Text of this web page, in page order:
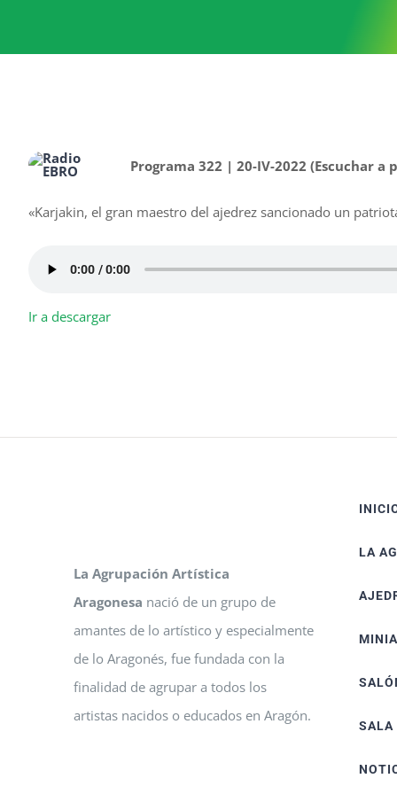
Programa 322 | 20-IV-2022 (Escuchar
«Karjakin, el gran maestro del ajedrez sancionado un
Ir a descargar
La Agrupación Artística
Aragonesa nació de un grupo de
amantes de lo artístico y especialmente
de lo Aragonés, fue fundada con la
finalidad de agrupar a todos los
artistas nacidos o educados en Aragón.
LA
SALA